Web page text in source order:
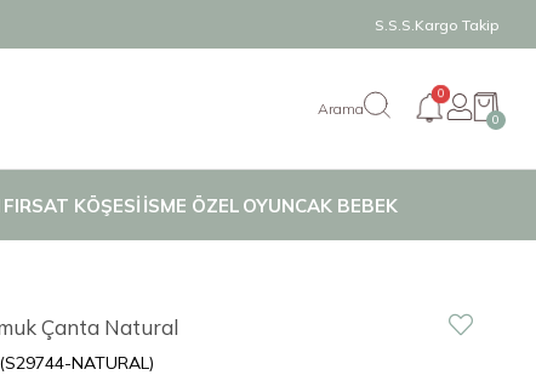
S.S.S. Kargo Takip
0
0
FIRSAT KÖŞESİ İSME ÖZEL OYUNCAK BEBEK
Çanta Natural
(S29744-NATURAL)